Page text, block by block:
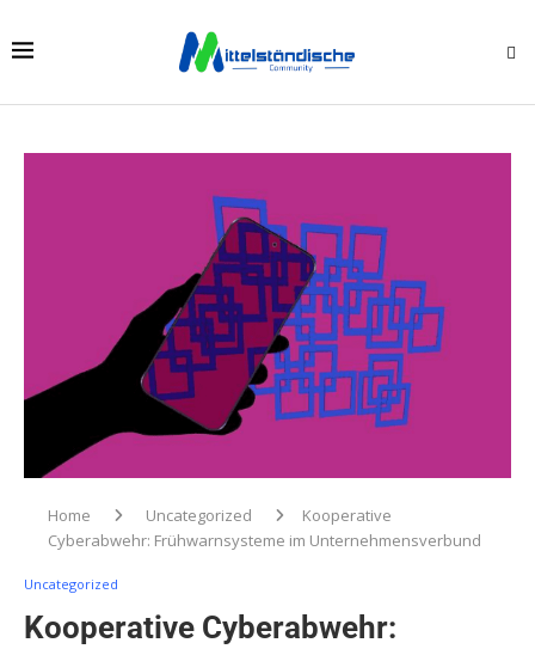
Home Uncategorized
Kooperative
Cyberabwehr: Frühwarnsysteme im Unternehmensverbund
Uncategorized
Kooperative Cyberabwehr: